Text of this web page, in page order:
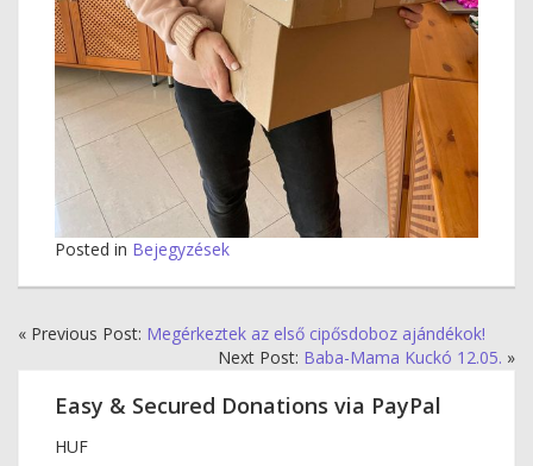
Posted in Bejegyzések
« Previous Post: Megérkeztek az első cipősdoboz ajándékok!
Next Post: Baba-Mama Kuckó 12.05. »
Easy & Secured Donations via PayPal
HUF